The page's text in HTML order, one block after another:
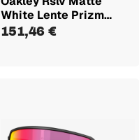
White Lente Prizm
24k...
151,46 €